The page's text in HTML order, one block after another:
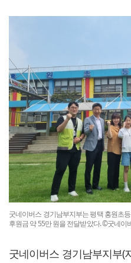
굿네이버스 경기남부지부는 평택 홍원초
후원금 약 55만 원을 전달받았다. ©굿네이
굿네이버스 경기남부지부(